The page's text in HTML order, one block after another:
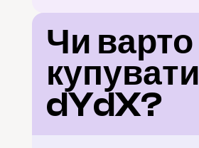
Чи варто
купувати
dYdX?